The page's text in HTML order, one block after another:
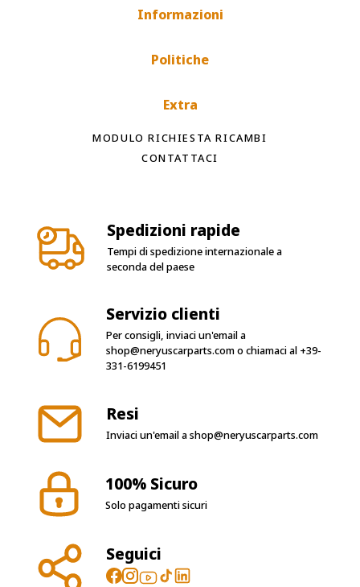
Informazioni
Politiche
Extra
MODULO RICHIESTA RICAMBI
CONTATTACI
Spedizioni rapide
Tempi di spedizione internazionale a
seconda del paese
Servizio clienti
Per consigli, inviaci un'email a
shop@neryuscarparts.como chiamaci al +39-
331-6199451
Resi
Inviaci un'email ashop@neryuscarparts.com
100% Sicuro
Solo pagamenti sicuri
Seguici